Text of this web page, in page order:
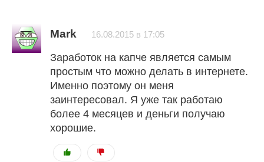
Mark 16.08.2015 в 17:05
Заработок на капче является самым
простым что можно делать в интернете.
Именно поэтому он меня
заинтересовал. Я уже так работаю
более 4 месяцев и деньги получаю
хорошие.